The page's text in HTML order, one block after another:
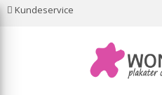
Kundeservice